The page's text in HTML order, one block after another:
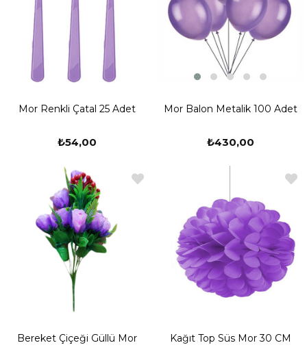
Mor Renkli Çatal 25 Adet
₺54,00
Mor Balon Metalik 100 Adet
₺430,00
Bereket Çiçeği Güllü Mor Kağıt Top Süs Mor 30 CM